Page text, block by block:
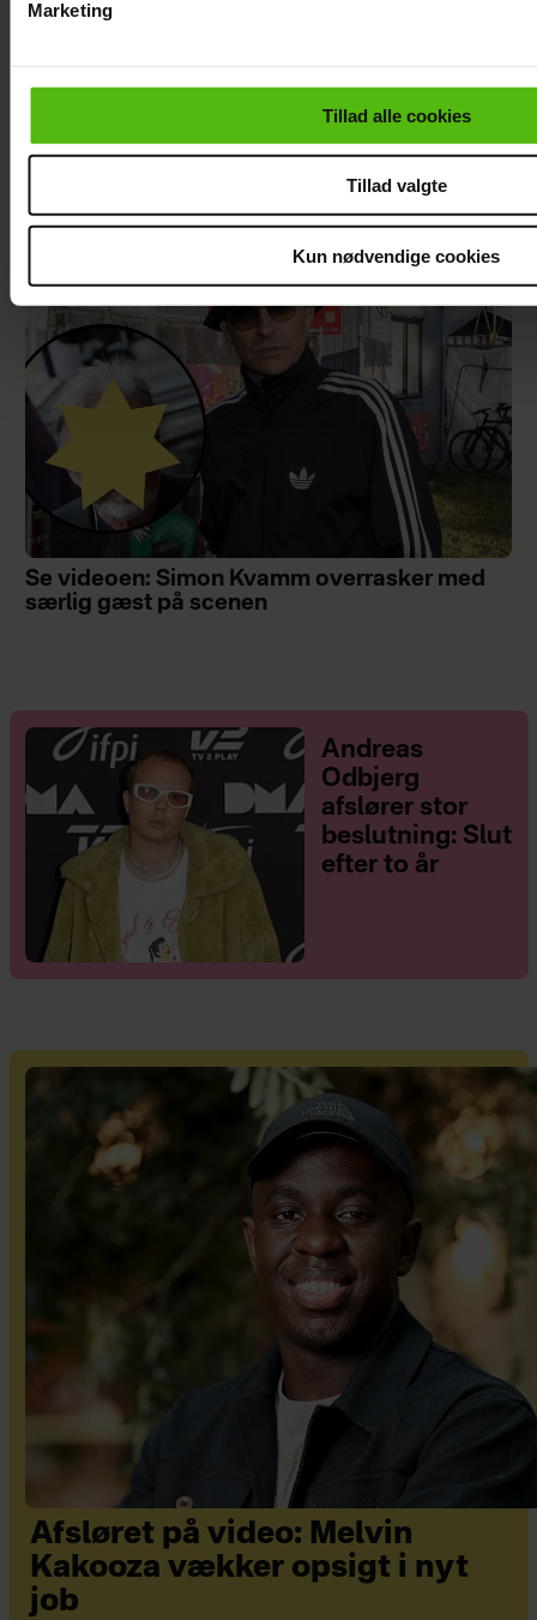
cookiepolitik.
Marketing
Tillad alle cookies
Tillad valgte
Kun nødvendige cookies
mangler respekten for de ældre
Se videoen: Simon Kvamm overrasker med
særlig gæst på scenen
Andreas
Odbjerg
afslører stor
beslutning: Slut
efter to år
Afsløret på video: Melvin
Kakooza vækker opsigt i nyt
job